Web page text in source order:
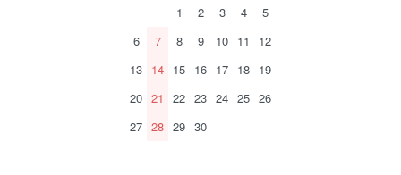
1
2 3 4
5
6
7 8 9 10 11
12
13 14 15 16 17 18 19
20 21 22 23 24 25 26
27 28 29 30